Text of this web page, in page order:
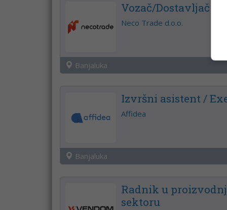
Vozač/Dostavljač
Neco Trade d.o.o.
Banjaluka
Izvršni asistent /
Affidea
Banjaluka
Radnik u
sektoru